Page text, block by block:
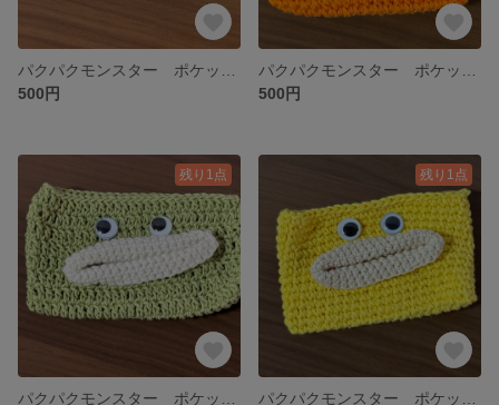
500円
500円
残り1点 残り1点